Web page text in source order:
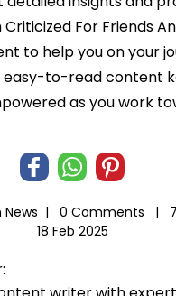
For Friends
to help you on your
easy-to-read content
as you work
News | 0 Comments |
18 Feb 2025